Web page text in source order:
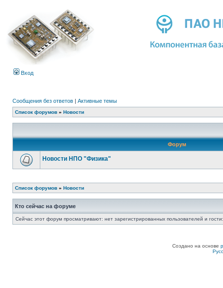
Вход
Сообщения без ответов | Активные темы
Список форумов » Новости
Форум
Новости НПО "Физика"
Список форумов » Новости
Кто сейчас на форуме
Сейчас этот форум просматривают: нет зарегистрированных пользователей и
Создано на основе